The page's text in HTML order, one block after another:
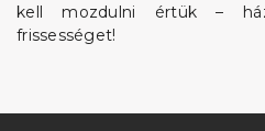
kell mozdulni értük –
frissességet!